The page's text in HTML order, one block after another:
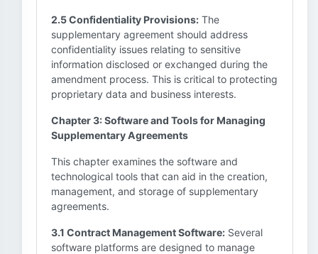
2.5 Confidentiality Provisions: The
supplementary agreement should address
confidentiality issues relating to sensitive
information disclosed or exchanged during the
amendment process. This is critical to protecting
proprietary data and business interests.
Chapter 3: Software and Tools for Managing
Supplementary Agreements
This chapter examines the software and
technological tools that can aid in the creation,
management, and storage of supplementary
agreements.
3.1 Contract Management Software: Several
software platforms are designed to manage